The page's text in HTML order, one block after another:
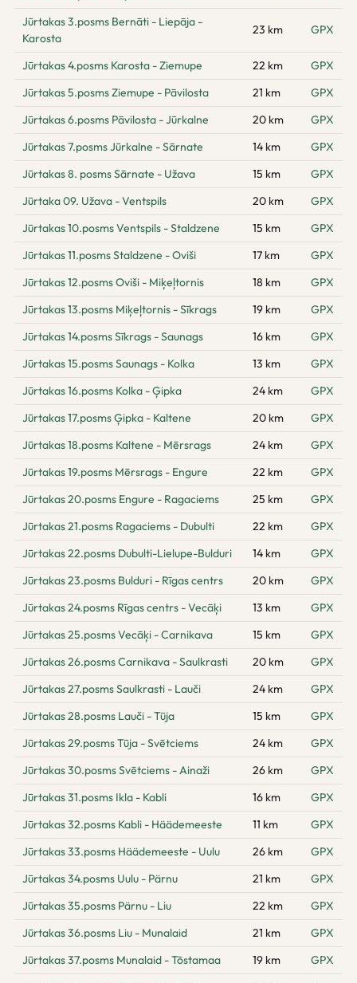
Jūrtakas 3.posms Bernāti - Liepāja -
Karosta
23 km GPX
Jūrtakas 4.posms Karosta - Ziemupe 22 km
GPX
Jūrtakas 5.posms Ziemupe - Pāvilosta
21 km
GPX
Jūrtakas 6.posms Pāvilosta - Jūrkalne
20 km
GPX
Jūrtakas 7.posms Jūrkalne - Sārnate
14 km
GPX
Jūrtakas 8. posms Sārnate - Užava
15 km
GPX
Jūrtaka 09. Užava - Ventspils
20 km
GPX
Jūrtakas 10.posms Ventspils - Staldzene
15 km
GPX
Jūrtakas 11.posms Staldzene - Oviši
17 km
GPX
Jūrtakas 12.posms Oviši - Miķeļtornis
18 km
GPX
Jūrtakas 13.posms Miķeļtornis - Sīkrags
19 km
GPX
Jūrtakas 14.posms Sīkrags - Saunags
16 km
GPX
Jūrtakas 15.posms Saunags - Kolka
13 km
GPX
Jūrtakas 16.posms Kolka - Ģipka
24 km
GPX
Jūrtakas 17.posms Ģipka - Kaltene
20 km
GPX
Jūrtakas 18.posms Kaltene - Mērsrags
24 km
GPX
Jūrtakas 19.posms Mērsrags - Engure
22 km
GPX
Jūrtakas 20.posms Engure - Ragaciems
25 km
GPX
Jūrtakas 21.posms Ragaciems - Dubulti
22 km
GPX
Jūrtakas 22.posms Dubulti-Lielupe-Bulduri
14 km
GPX
Jūrtakas 23.posms Bulduri - Rīgas centrs
20 km
GPX
Jūrtakas 24.posms Rīgas centrs - Vecāķi
13 km
GPX
Jūrtakas 25.posms Vecāķi - Carnikava
15 km
GPX
Jūrtakas 26.posms Carnikava - Saulkrasti
20 km
GPX
Jūrtakas 27.posms Saulkrasti - Lauči
24 km
GPX
Jūrtakas 28.posms Lauči - Tūja
15 km
GPX
Jūrtakas 29.posms Tūja - Svētciems
24 km
GPX
Jūrtakas 30.posms Svētciems - Ainaži
26 km
GPX
Jūrtakas 31.posms Ikla - Kabli
16 km
GPX
Jūrtakas 32.posms Kabli - Häädemeeste
11 km
GPX
Jūrtakas 33.posms Häädemeeste - Uulu
26 km
GPX
Jūrtakas 34.posms Uulu - Pärnu
21 km
GPX
Jūrtakas 35.posms Pärnu - Liu
22 km
GPX
Jūrtakas 36.posms Liu - Munalaid
21 km
GPX
Jūrtakas 37.posms Munalaid - Tõstamaa
19 km
GPX